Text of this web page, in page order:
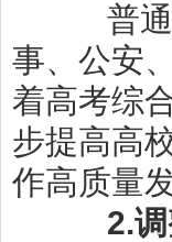
普
事、公安
着高考综
步提高高
作高质量
2.